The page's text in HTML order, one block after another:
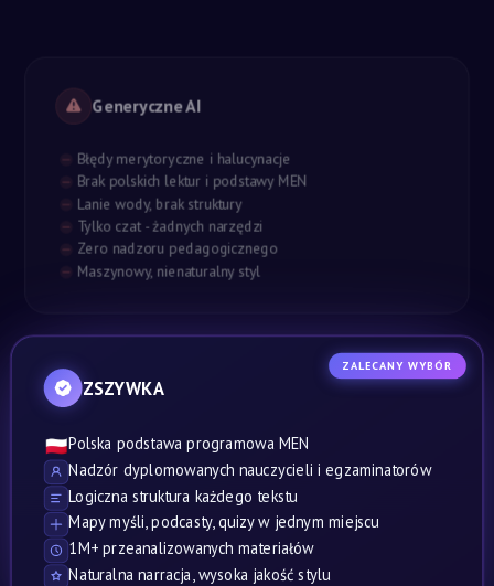
Generyczne AI
Błędy merytoryczne i halucynacje
Brak polskich lektur i podstawy MEN
Lanie wody, brak struktury
Tylko czat - żadnych narzędzi
Zero nadzoru pedagogicznego
Maszynowy, nienaturalny styl
ZALECANY WYBÓR
ZSZYWKA
🇵🇱Polska podstawa programowa MEN
Nadzór dyplomowanych nauczycieli i egzaminatorów
Logiczna struktura każdego tekstu
Mapy myśli, podcasty, quizy w jednym miejscu
1M+ przeanalizowanych materiałów
Naturalna narracja, wysoka jakość stylu